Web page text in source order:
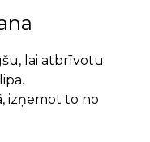
lai atbrīvotu
izņemot to no